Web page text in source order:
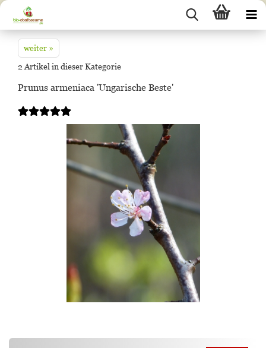
weiter »
2 Artikel in dieser Kategorie
Prunus armeniaca 'Ungarische Beste'